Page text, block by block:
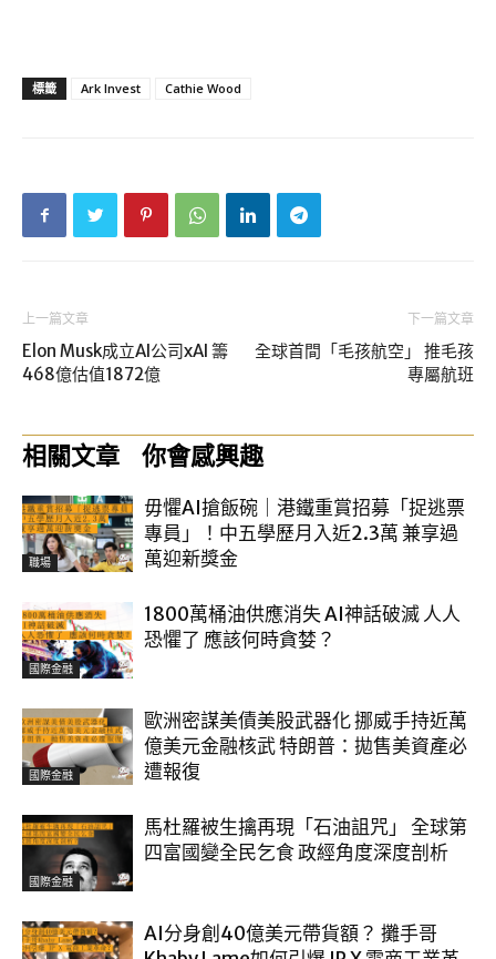
標籤 Ark Invest Cathie Wood
上一篇文章
Elon Musk成立AI公司xAI 籌
468億估值1872億
下一篇文章
全球首間「毛孩航空」 推毛孩
專屬航班
相關文章 你會感興趣
職場
毋懼AI搶飯碗｜港鐵重賞招募「捉逃票
專員」！中五學歷月入近2.3萬 兼享過
萬迎新獎金
國際金融
1800萬桶油供應消失 AI神話破滅 人人
恐懼了 應該何時貪婪？
國際金融
歐洲密謀美債美股武器化 挪威手持近萬
億美元金融核武 特朗普：拋售美資產必
遭報復
國際金融
馬杜羅被生擒再現「石油詛咒」 全球第
四富國變全民乞食 政經角度深度剖析
AI分身創40億美元帶貨額？ 攤手哥